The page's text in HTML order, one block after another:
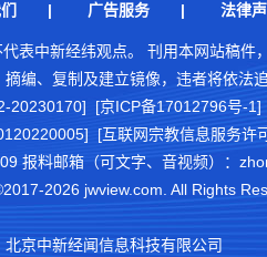
| 广告服务| 法律
表中新经纬观点。 刊用本网站稿件
编、复制及建立镜像，违者将依法
20230170] [京ICP备17012796号-1]
[互联网宗教信息服务许
报料邮箱（可文字、音视频）：
2026 jwview.com. All Rights
北京中新经闻信息科技有限公司